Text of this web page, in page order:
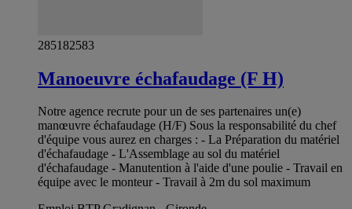
285182583
Manoeuvre échafaudage (F H)
Notre agence recrute pour un de ses partenaires un(e)
manœuvre échafaudage (H/F) Sous la responsabilité du chef
d'équipe vous aurez en charges : - La Préparation du matériel
d'échafaudage - L'Assemblage au sol du matériel
d'échafaudage - Manutention à l'aide d'une poulie - Travail en
équipe avec le monteur - Travail à 2m du sol maximum